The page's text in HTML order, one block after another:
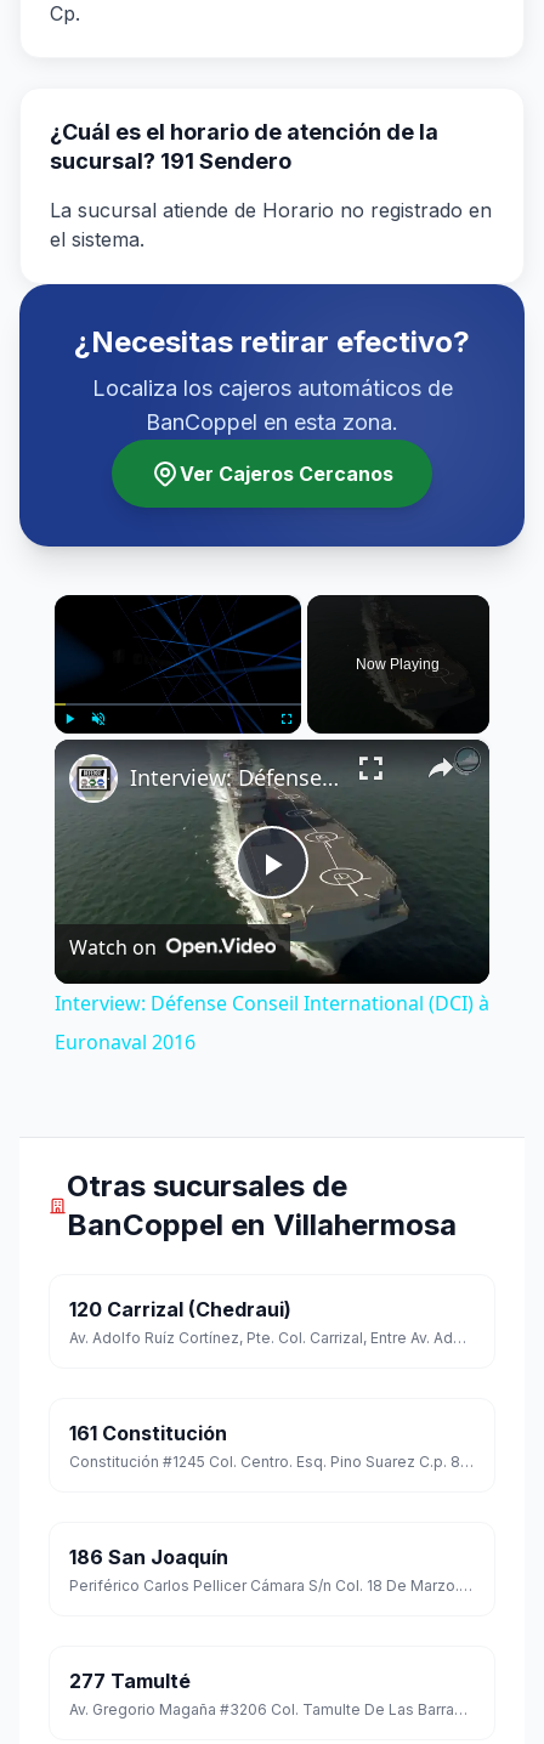
Cp.
¿Cuál es el horario de atención de la
sucursal? 191 Sendero
La sucursal atiende de Horario no registrado en
el sistema.
¿Necesitas retirar efectivo?
Localiza los cajeros automáticos de
BanCoppel en esta zona.
Ver Cajeros Cercanos
×
Now Playing
×
Play
Video
Interview: Défense Conseil International (DCI) à Euronaval 2016
Watch on
Interview: Défense Conseil International (DCI) à
Euronaval 2016
Otras sucursales de
BanCoppel en Villahermosa
120 Carrizal (Chedraui)
Av. Adolfo Ruíz Cortínez, Pte. Col. Carrizal, Entre Av. Adolfo Ruíz Cortínez Y Av. Periférico Carlos Pellicer Camara C.p. 86108
161 Constitución
Constitución #1245 Col. Centro. Esq. Pino Suarez C.p. 86000
186 San Joaquín
Periférico Carlos Pellicer Cámara S/n Col. 18 De Marzo. Esq. Con Carretera a Reforma C.p. 86140
277 Tamulté
Av. Gregorio Magaña #3206 Col. Tamulte De Las Barrancas C.p. 86150 Entre: Vicente Guerrero Y Calle Hidalgo.